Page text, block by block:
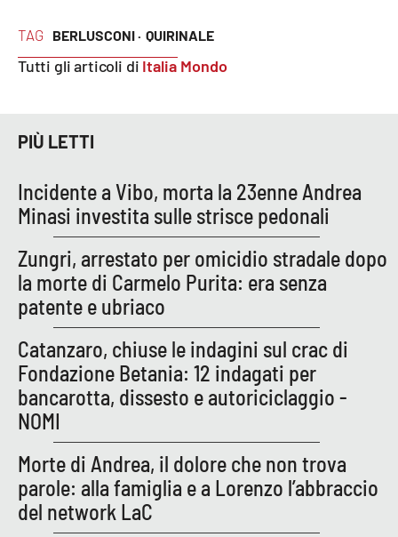
Leggendo Alvaro insieme
Imprese Di Calabria
Le perfidie di Antonella Grippo
Venti di comunicazione
STREAMING
LaC TV
LaC Network
TAG BERLUSCONI · QUIRINALE
Tutti gli articoli di Italia Mondo
PIÙ LETTI
Incidente a Vibo, morta la 23enne Andrea
Minasi investita sulle strisce pedonali
Zungri, arrestato per omicidio stradale dopo
la morte di Carmelo Purita: era senza
patente e ubriaco
Catanzaro, chiuse le indagini sul crac di
Fondazione Betania: 12 indagati per
bancarotta, dissesto e autoriciclaggio -
NOMI
Morte di Andrea, il dolore che non trova
parole: alla famiglia e a Lorenzo l’abbraccio
del network LaC